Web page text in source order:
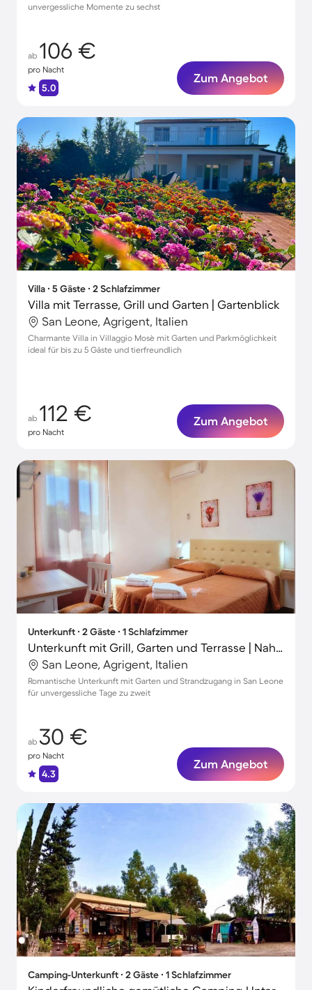
unvergessliche Momente zu sechst
ab 106 €
pro Nacht
5.0
Zum Angebot
Villa ∙ 5 Gäste ∙ 2 Schlafzimmer
Villa mit Terrasse, Grill und Garten | Gartenblick
San Leone, Agrigent, Italien
Charmante Villa in Villaggio Mosè mit Garten und Parkmöglichkeit
ideal für bis zu 5 Gäste und tierfreundlich
ab 112 €
pro Nacht
Zum Angebot
Unterkunft ∙ 2 Gäste ∙ 1 Schlafzimmer
Unterkunft mit Grill, Garten und Terrasse | Nah am Strand
San Leone, Agrigent, Italien
Romantische Unterkunft mit Garten und Strandzugang in San Leone
für unvergessliche Tage zu zweit
ab 30 €
pro Nacht
4.3
Zum Angebot
Camping-Unterkunft ∙ 2 Gäste ∙ 1 Schlafzimmer